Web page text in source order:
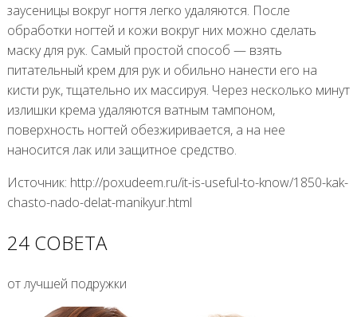
заусеницы вокруг ногтя легко удаляются. После
обработки ногтей и кожи вокруг них можно сделать
маску для рук. Самый простой способ — взять
питательный крем для рук и обильно нанести его на
кисти рук, тщательно их массируя. Через несколько минут
излишки крема удаляются ватным тампоном,
поверхность ногтей обезжиривается, а на нее
наносится лак или защитное средство.
Источник: http://poxudeem.ru/it-is-useful-to-know/1850-kak-
chasto-nado-delat-manikyur.html
24 СОВЕТА
от лучшей подружки